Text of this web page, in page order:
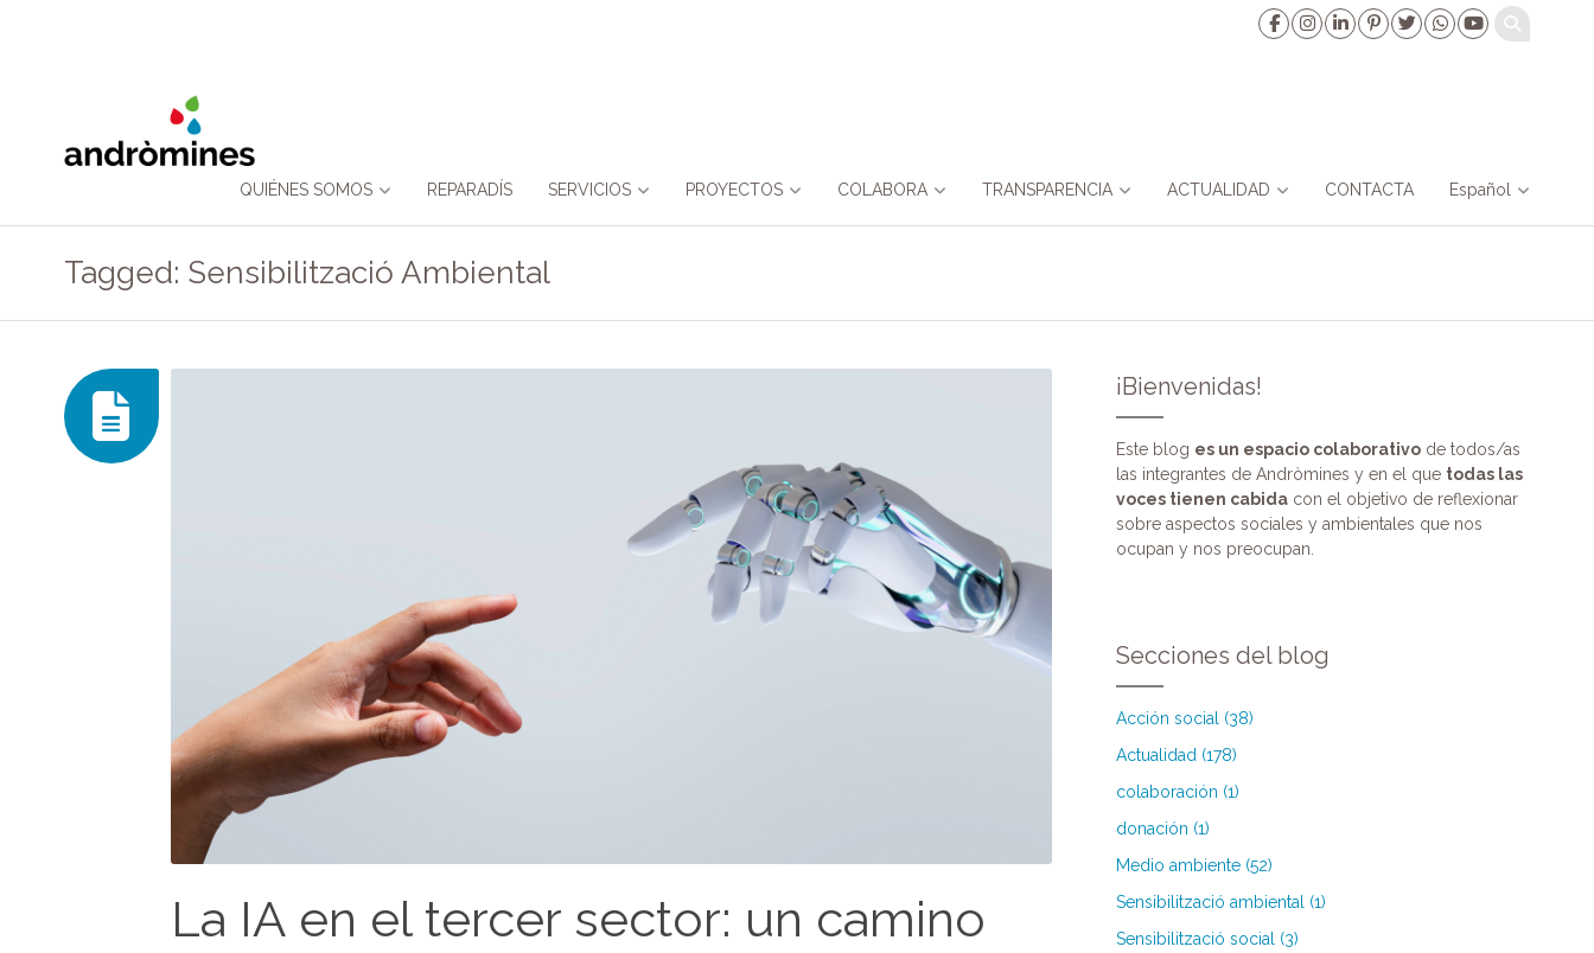
QUIÉNES SOMOS REPARADÍS SERVICIOS PROYECTOS COLABORA TRANSPARENCIA ACTUALIDAD CONTACTA Español
content
Tagged: Sensibilització Ambiental
La IA en el tercer sector: un camino
¡Bienvenidas!
Este blog es un espacio colaborativode todos/as
las integrantes de Andròmines y en el que todas las
voces tienen cabidacon el objetivo de reflexionar
sobre aspectos sociales y ambientales que nos
ocupan y nos preocupan.
Secciones del blog
Acción social (38)
Actualidad (178)
colaboración (1)
donación (1)
Medio ambiente (52)
Sensibilització ambiental (1)
Sensibilització social (3)